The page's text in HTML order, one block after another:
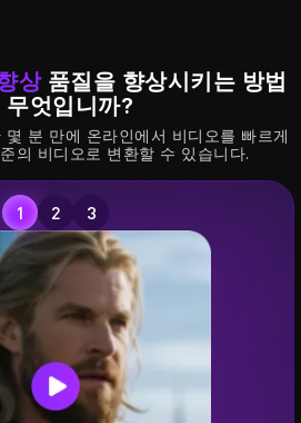
상품질을 향상시키는 방법
무엇입니까?
분 만에 온라인에서 비디오를 빠르게
의 비디오로 변환할 수 있습니다.